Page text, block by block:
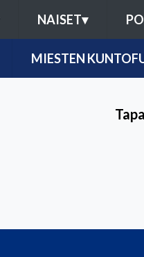
NAISET▾
MIESTEN